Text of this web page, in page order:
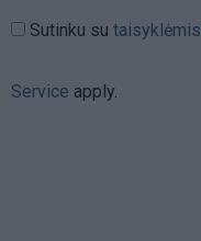
Sutinku su taisyklėmis
Service apply.